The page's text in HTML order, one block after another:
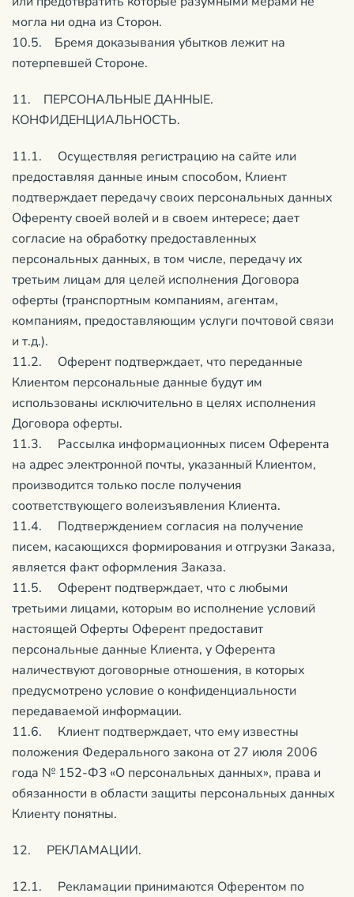
могла ни одна из Сторон.
10.5. Бремя доказывания убытков лежит на
потерпевшей Стороне.
11. ПЕРСОНАЛЬНЫЕ ДАННЫЕ.
КОНФИДЕНЦИАЛЬНОСТЬ.
11.1. Осуществляя регистрацию на сайте или
предоставляя данные иным способом, Клиент
подтверждает передачу своих персональных данных
Оференту своей волей и в своем интересе; дает
согласие на обработку предоставленных
персональных данных, в том числе, передачу их
третьим лицам для целей исполнения Договора
оферты (транспортным компаниям, агентам,
компаниям, предоставляющим услуги почтовой связи
и т.д.).
11.2. Оферент подтверждает, что переданные
Клиентом персональные данные будут им
использованы исключительно в целях исполнения
Договора оферты.
11.3. Рассылка информационных писем Оферента
на адрес электронной почты, указанный Клиентом,
производится только после получения
соответствующего волеизъявления Клиента.
11.4. Подтверждением согласия на получение
писем, касающихся формирования и отгрузки Заказа,
является факт оформления Заказа.
11.5. Оферент подтверждает, что с любыми
третьими лицами, которым во исполнение условий
настоящей Оферты Оферент предоставит
персональные данные Клиента, у Оферента
наличествуют договорные отношения, в которых
предусмотрено условие о конфиденциальности
передаваемой информации.
11.6. Клиент подтверждает, что ему известны
положения Федерального закона от 27 июля 2006
года № 152-ФЗ «О персональных данных», права и
обязанности в области защиты персональных данных
Клиенту понятны.
12. РЕКЛАМАЦИИ.
12.1. Рекламации принимаются Оферентом по